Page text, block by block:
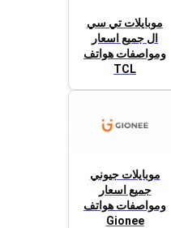
موبايلات تي سي
ال جميع اسعار
ومواصفات هواتف
TCL
موبايلات جيوني
جميع اسعار
ومواصفات هواتف
Gionee